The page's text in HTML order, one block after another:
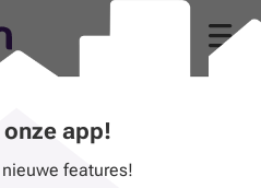
onze app!
features!